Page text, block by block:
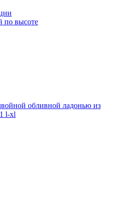
по высоте
обливной ладонью из
l-xl